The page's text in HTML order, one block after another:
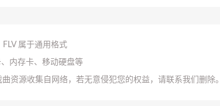
属于通用格式
内存卡、移动硬盘等
资源收集自网络，若无意侵犯您的权益，请联系我们删除。